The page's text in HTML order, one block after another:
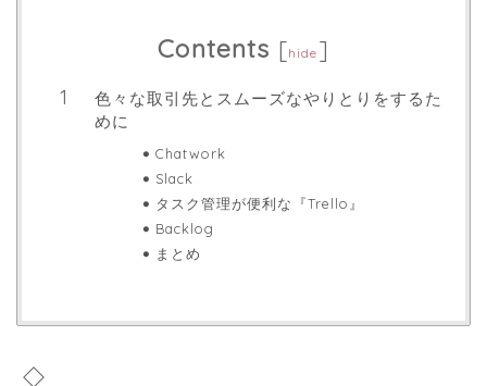
Contents [hide ]
色々な取引先とスムーズなやりとりをするた
めに
Chatwork
Slack
タスク管理が便利な『Trello』
Backlog
まとめ